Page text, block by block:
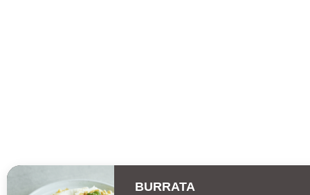
BURRATA